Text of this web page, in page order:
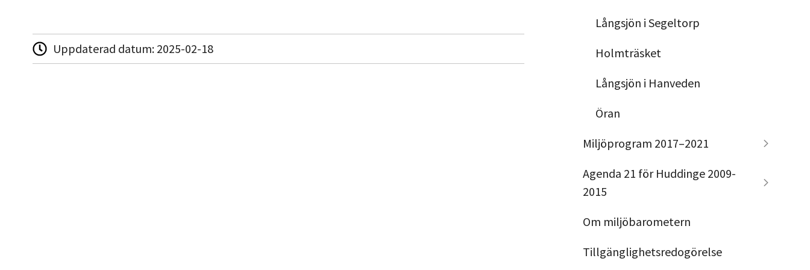
Uppdaterad datum: 2025-02-18
Långsjön i Segeltorp
Holmträsket
Långsjön i Hanveden
Öran
Miljöprogram 2017–2021
Agenda 21 för Huddinge 2009-
2015
Om miljöbarometern
Tillgänglighetsredogörelse